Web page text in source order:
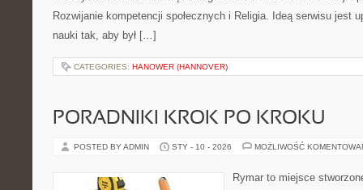
Rozwijanie kompetencji społecznych i Religia. Ideą serwisu jest
nauki tak, aby był […]
CATEGORIES: HANOWER (HANNOVER)
PORADNIKI KROK PO KROKU
POSTED BY ADMIN STY - 10 - 2026 MOŻLIWOŚĆ
Rymar to miejsce